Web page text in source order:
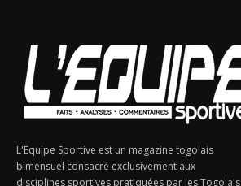
L'Equipe Sportive est un magazine togolais
bimensuel consacré exclusivement aux
disciplines sportives pratiquées par les Togolais